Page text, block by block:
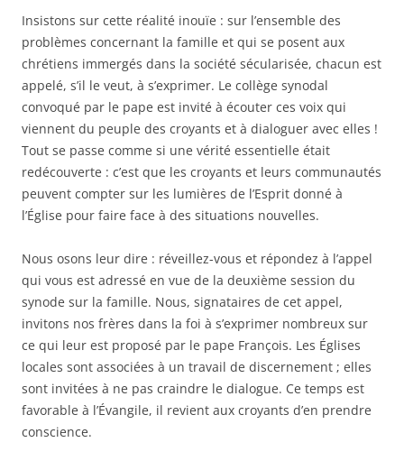
Insistons sur cette réalité inouïe : sur l’ensemble des
problèmes concernant la famille et qui se posent aux
chrétiens immergés dans la société sécularisée, chacun est
appelé, s’il le veut, à s’exprimer. Le collège synodal
convoqué par le pape est invité à écouter ces voix qui
viennent du peuple des croyants et à dialoguer avec elles !
Tout se passe comme si une vérité essentielle était
redécouverte : c’est que les croyants et leurs communautés
peuvent compter sur les lumières de l’Esprit donné à
l’Église pour faire face à des situations nouvelles.
Nous osons leur dire : réveillez-vous et répondez à l’appel
qui vous est adressé en vue de la deuxième session du
synode sur la famille. Nous, signataires de cet appel,
invitons nos frères dans la foi à s’exprimer nombreux sur
ce qui leur est proposé par le pape François. Les Églises
locales sont associées à un travail de discernement ; elles
sont invitées à ne pas craindre le dialogue. Ce temps est
favorable à l’Évangile, il revient aux croyants d’en prendre
conscience.